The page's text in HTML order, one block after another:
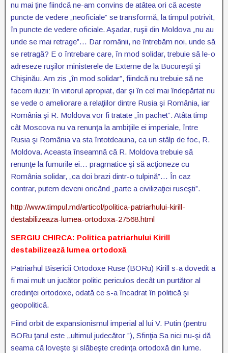
nu mai ţine fiindcă ne-am convins de atâtea ori că aceste
puncte de vedere „neoficiale” se transformă, la timpul potrivit,
în puncte de vedere oficiale. Aşadar, ruşii din Moldova „nu au
unde se mai retrage”… Dar românii, ne întrebăm noi, unde să
se retragă? E o întrebare care, în mod solidar, trebuie să le-o
adreseze ruşilor ministerele de Externe de la Bucureşti şi
Chişinău. Am zis „în mod solidar”, fiindcă nu trebuie să ne
facem iluzii: în viitorul apropiat, dar şi în cel mai îndepărtat nu
se vede o ameliorare a relaţiilor dintre Rusia şi România, iar
România şi R. Moldova vor fi tratate „în pachet”. Atâta timp
cât Moscova nu va renunţa la ambiţiile ei imperiale, între
Rusia şi România va sta întotdeauna, ca un stâlp de foc, R.
Moldova. Aceasta înseamnă că R. Moldova trebuie să
renunţe la fumurile ei… pragmatice şi să acţioneze cu
România solidar, „ca doi brazi dintr-o tulpină”… În caz
contrar, putem deveni oricând „parte a civilizaţiei ruseşti”.
http://www.timpul.md/articol/politica-patriarhului-kirill-
destabilizeaza-lumea-ortodoxa-27568.html
SERGIU CHIRCA: Politica patriarhului Kirill
destabilizează lumea ortodoxă
Patriarhul Bisericii Ortodoxe Ruse (BORu) Kirill s-a dovedit a
fi mai mult un jucător politic periculos decât un purtător al
credinţei ortodoxe, odată ce s-a încadrat în politică şi
geopolitică.
Fiind orbit de expansionismul imperial al lui V. Putin (pentru
BORu ţarul este ,,ultimul judecător ”), Sfinţia Sa nici nu-şi dă
seama că loveşte şi slăbeşte credinţa ortodoxă din lume.